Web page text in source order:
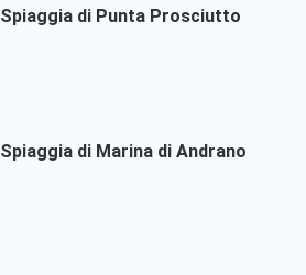
Spiaggia di Punta Prosciutto
Spiaggia di Marina di Andrano